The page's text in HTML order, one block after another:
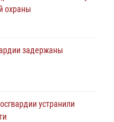
охраны
задержаны
устранили